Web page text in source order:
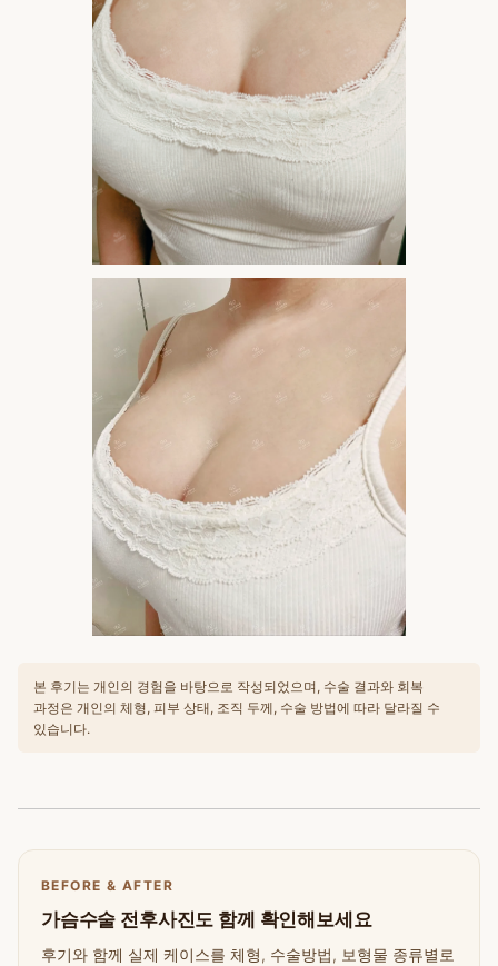
본 후기는 개인의 경험을 바탕으로 작성되었으며, 수술 결과와 회복
과정은 개인의 체형, 피부 상태, 조직 두께, 수술 방법에 따라 달라질 수
있습니다.
BEFORE & AFTER
가슴수술 전후사진도 함께 확인해보세요
후기와 함께 실제 케이스를 체형, 수술방법, 보형물 종류별로